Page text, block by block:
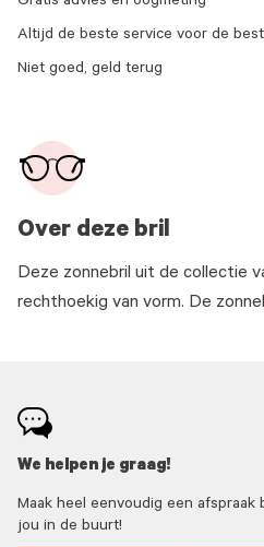
Over deze bril
Deze zonnebril uit de collectie
rechthoekig van vorm. De
Altijd de beste service voor de
Niet goed, geld terug
We helpen je graag!
Maak heel eenvoudig een afspraak
jou in de buurt!